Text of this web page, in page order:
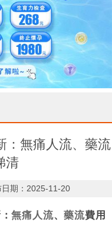
：無痛人流、藥流
清
日期：2025-11-20
無痛人流、藥流費用